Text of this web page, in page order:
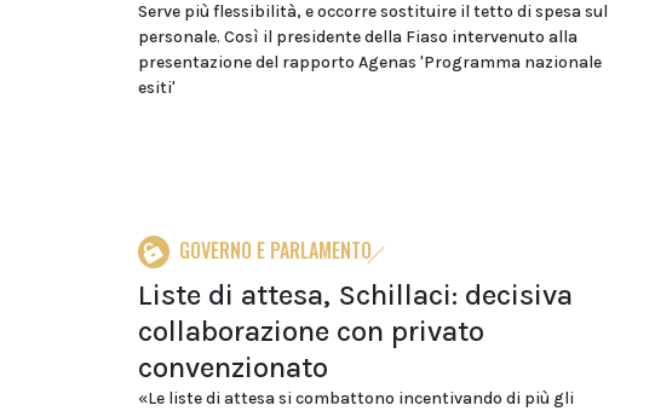
Serve più flessibilità, e occorre sostituire il tetto di spesa sul
personale. Così il presidente della Fiaso intervenuto alla
presentazione del rapporto Agenas 'Programma nazionale
esiti'
GOVERNO E PARLAMENTO
Liste di attesa, Schillaci: decisiva
collaborazione con privato
convenzionato
«Le liste di attesa si combattono incentivando di più gli